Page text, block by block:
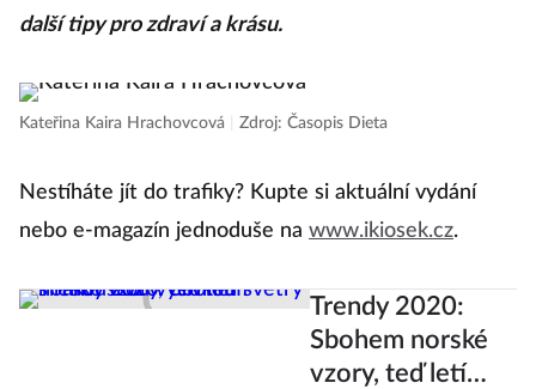
další tipy pro zdraví a krásu.
Kateřina Kaira Hrachovcová Zdroj: Časopis Dieta
Nestíháte jít do trafiky? Kupte si aktuální vydání
nebo e-magazín jednoduše na www.ikiosek.cz.
Trendy 2020:
Sbohem norské
vzory, teď letí